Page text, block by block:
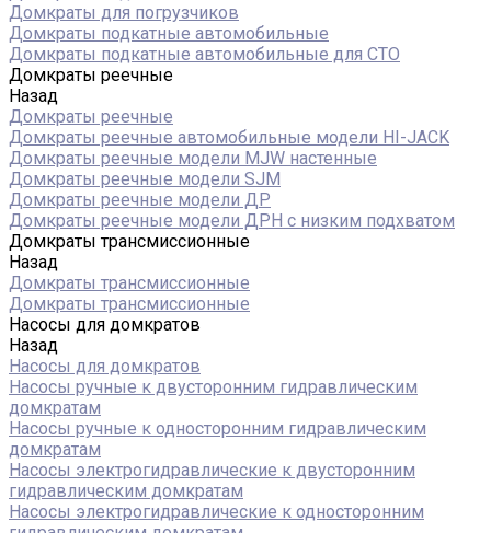
Домкраты для погрузчиков
Домкраты подкатные автомобильные
Домкраты подкатные автомобильные для СТО
Домкраты реечные
Назад
Домкраты реечные
Домкраты реечные автомобильные модели HI-JACK
Домкраты реечные модели MJW настенные
Домкраты реечные модели SJM
Домкраты реечные модели ДР
Домкраты реечные модели ДРН с низким подхватом
Домкраты трансмиссионные
Назад
Домкраты трансмиссионные
Домкраты трансмиссионные
Насосы для домкратов
Назад
Насосы для домкратов
Насосы ручные к двусторонним гидравлическим
домкратам
Насосы ручные к односторонним гидравлическим
домкратам
Насосы электрогидравлические к двусторонним
гидравлическим домкратам
Насосы электрогидравлические к односторонним